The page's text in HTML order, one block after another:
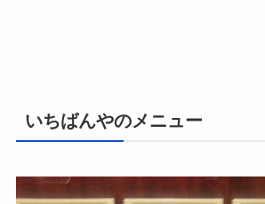
いちばんやのメニュー